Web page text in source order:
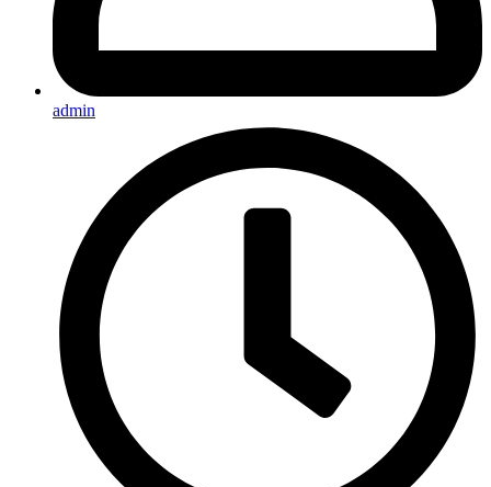
admin